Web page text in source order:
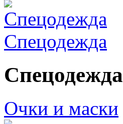
Спецодежда
Спецодежда
Очки и маски